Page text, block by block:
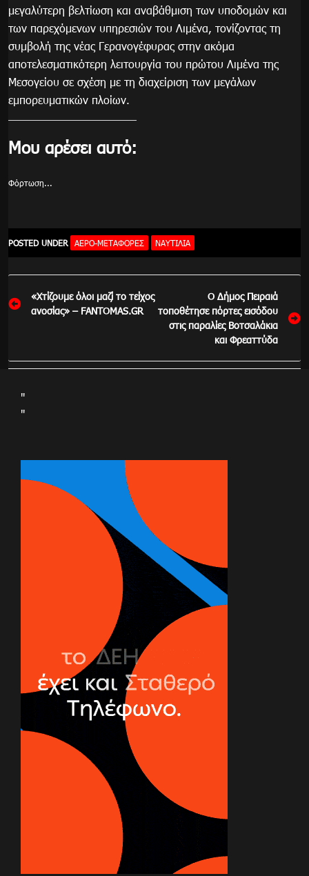
μεγαλύτερη βελτίωση και αναβάθμιση των υποδομών και
των παρεχόμενων υπηρεσιών του Λιμένα, τονίζοντας τη
συμβολή της νέας Γερανογέφυρας στην ακόμα
αποτελεσματικότερη λειτουργία του πρώτου Λιμένα της
Μεσογείου σε σχέση με τη διαχείριση των μεγάλων
εμπορευματικών πλοίων.
Μου αρέσει αυτό:
Φόρτωση...
POSTED UNDER ΑΕΡΟ-ΜΕΤΑΦΟΡΈΣ ΝΑΥΤΙΛΙΑ
Πλοήγηση
άρθρων
«Χτίζουμε όλοι μαζί το τείχος
ανοσίας» – FANTOMAS.GR
Ο Δήμος Πειραιά
τοποθέτησε πόρτες εισόδου
στις παραλίες Βοτσαλάκια
και Φρεαττύδα
"
"